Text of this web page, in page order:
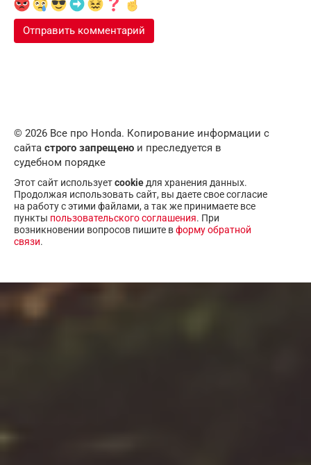
© 2026 Все про Honda. Копирование информации с
сайта строго запрещено и преследуется в
судебном порядке
Этот сайт используетcookie для хранения данных.
Продолжая использовать сайт, вы даете свое согласие
на работу с этими файлами, а так же принимаете все
пункты пользовательского соглашения. При
возникновении вопросов пишите вформу обратной
связи.